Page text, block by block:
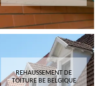
REHAUSSEMENT DE
TOITURE BE BELGIQUE